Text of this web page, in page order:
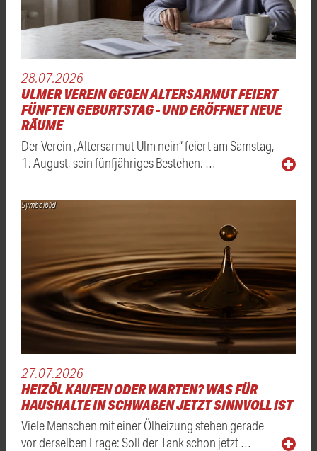
28.07.2026
ULMER VEREIN GEGEN ALTERSARMUT FEIERT
FÜNFTEN GEBURTSTAG - UND ERÖFFNET NEUE
RÄUME
Der Verein „Altersarmut Ulm nein“ feiert am Samstag,
1. August, sein fünfjähriges Bestehen. …
Symbolbild
27.07.2026
HEIZÖL KAUFEN ODER WARTEN? WAS FÜR
HAUSHALTE IN SCHWABEN JETZT SINNVOLL IST
Viele Menschen mit einer Ölheizung stehen gerade
vor derselben Frage: Soll der Tank schon jetzt …